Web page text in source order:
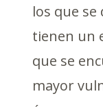
los que
tienen un
que se
mayor